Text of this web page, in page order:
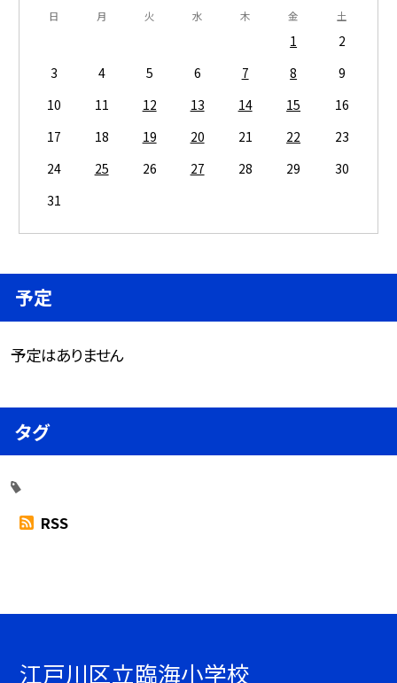
日 月 火 水 木 金 土
1
2
3
4 5 6 7 8
9
10
11 12 13 14 15
16
17
18 19 20 21 22
23
24
25 26 27 28 29
30
31
予定
予定はありません
タグ
RSS
江戸川区立臨海小学校